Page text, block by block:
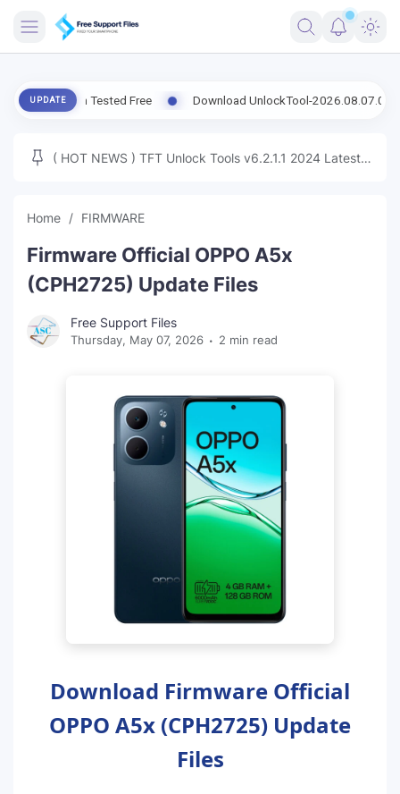
ENG FIRMWARE
MICLOUD
NEXT
TUTORIAL
UPDATE
Tested Free Download UnlockTool-2026.08.07.0 Released
( HOT NEWS ) TFT Unlock Tools v6.2.1.1 2024 Latest
Home FIRMWARE
Firmware Official OPPO A5x
(CPH2725) Update Files
Free Support Files
Thursday, May 07, 2026 2 min read
Download Firmware Official
OPPO A5x (CPH2725) Update
Files